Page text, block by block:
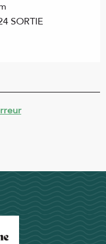
SORTIE